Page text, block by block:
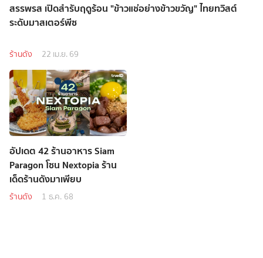
สรรพรส เปิดสำรับฤดูร้อน "ข้าวแช่อย่างข้าวขวัญ" ไทยทวิสต์
ระดับมาสเตอร์พีซ
ร้านดัง 22 เม.ย. 69
อัปเดต 42 ร้านอาหาร Siam
Paragon โซน Nextopia ร้าน
เด็ดร้านดังมาเพียบ
ร้านดัง 1 ธ.ค. 68